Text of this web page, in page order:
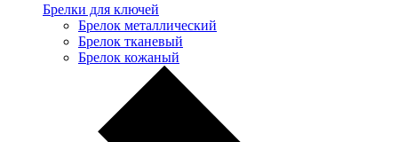
Брелки для ключей
Брелок металлический
Брелок тканевый
Брелок кожаный